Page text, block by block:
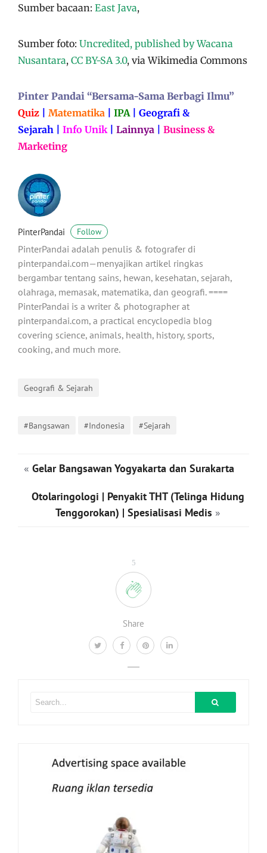
5
Share
Sumber bacaan: East Java,
Sumber foto: Uncredited, published by Wacana
Nusantara, CC BY-SA 3.0, via Wikimedia Commons
Pinter Pandai “Bersama-Sama Berbagi Ilmu”
Quiz
Matematika IPA| Geografi &
Sejarah
Info Unik Lainnya
Business &
Marketing
PinterPandai Follow
PinterPandai adalah penulis & fotografer di
pinterpandai.com—menyajikan artikel ringkas
bergambar tentang sains, hewan, kesehatan, sejarah,
olahraga, memasak, matematika, dan geografi. ====
PinterPandai is a writer & photographer at
pinterpandai.com, a practical encyclopedia blog
covering science, animals, health, history, sports,
cooking, and much more.
Geografi & Sejarah
#Bangsawan #Indonesia #Sejarah
« Gelar Bangsawan Yogyakarta dan Surakarta
Otolaringologi | Penyakit THT (Telinga Hidung
Tenggorokan) | Spesialisasi Medis »